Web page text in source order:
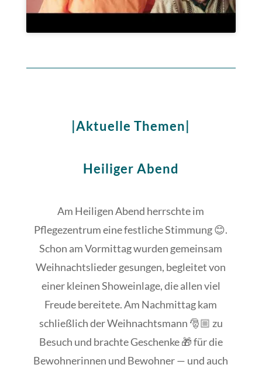
|Aktuelle Themen|
Heiliger Abend
Am Heiligen Abend herrschte im
Pflegezentrum eine festliche Stimmung 😊.
Schon am Vormittag wurden gemeinsam
Weihnachtslieder gesungen, begleitet von
einer kleinen Showeinlage, die allen viel
Freude bereitete. Am Nachmittag kam
schließlich der Weihnachtsmann 🎅🏼 zu
Besuch und brachte Geschenke 🎁 für die
Bewohnerinnen und Bewohner — und auch